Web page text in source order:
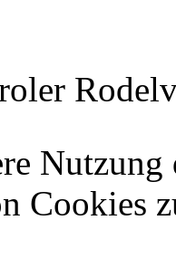
Nutzung
Cookies